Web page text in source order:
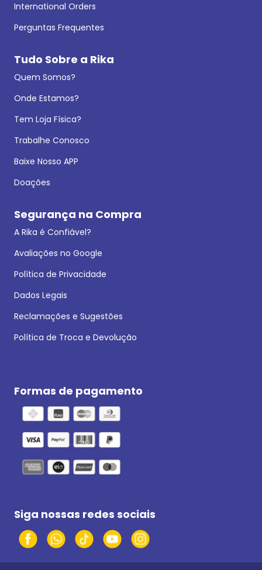
International Orders
Perguntas Frequentes
Tudo Sobre a Rika
Quem Somos?
Onde Estamos?
Tem Loja Física?
Trabalhe Conosco
Baixe Nosso APP
Doações
Segurança na Compra
A Rika é Confiável?
Avaliações no Google
Política de Privacidade
Dados Legais
Reclamações e Sugestões
Política de Troca e Devolução
Formas de pagamento
Siga nossas redes sociais